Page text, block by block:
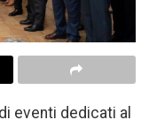
eventi dedicati al